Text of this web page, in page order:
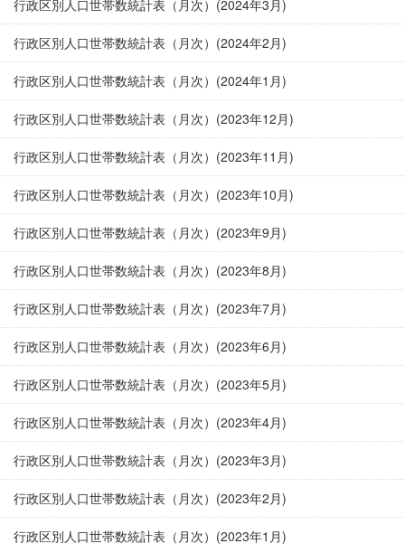
行政区別人口世帯数統計表（月次）(2024年3月)
行政区別人口世帯数統計表（月次）(2024年2月)
行政区別人口世帯数統計表（月次）(2024年1月)
行政区別人口世帯数統計表（月次）(2023年12月)
行政区別人口世帯数統計表（月次）(2023年11月)
行政区別人口世帯数統計表（月次）(2023年10月)
行政区別人口世帯数統計表（月次）(2023年9月)
行政区別人口世帯数統計表（月次）(2023年8月)
行政区別人口世帯数統計表（月次）(2023年7月)
行政区別人口世帯数統計表（月次）(2023年6月)
行政区別人口世帯数統計表（月次）(2023年5月)
行政区別人口世帯数統計表（月次）(2023年4月)
行政区別人口世帯数統計表（月次）(2023年3月)
行政区別人口世帯数統計表（月次）(2023年2月)
行政区別人口世帯数統計表（月次）(2023年1月)